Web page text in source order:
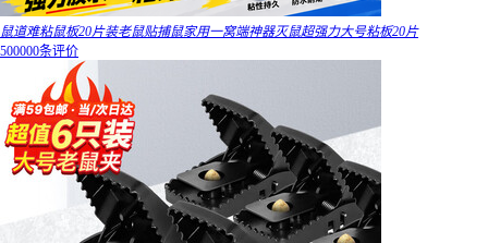
鼠道难粘鼠板20片装老鼠贴捕鼠家用一窝端神器灭鼠超强力大号粘板20片
500000条评价